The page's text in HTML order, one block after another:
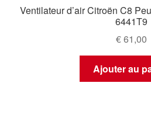
Ventilateur d’air Citroën C8
6441T9
€61,00
Ajouter au